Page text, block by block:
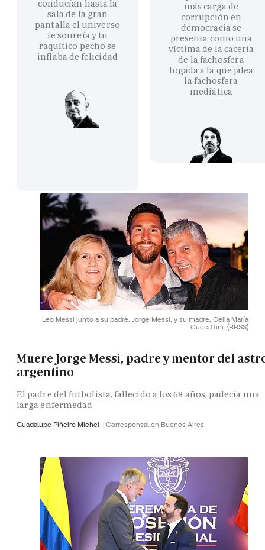
conducían hasta la
sala de la gran
pantalla el universo
te sonreía y tu
raquítico pecho se
inflaba de felicidad
más carga de
corrupción en
democracia se
presenta como una
víctima de la cacería
de la fachosfera
togada a la que jalea
la fachosfera
mediática
Leo Messi junto a su padre, Jorge Messi, y su madre, Celia María
Cuccittini. (RRSS)
Muere Jorge Messi, padre y mentor del
argentino
El padre del futbolista, fallecido a los 68 años, padecía una
larga enfermedad
Guadalupe Piñeiro Michel Corresponsal en Buenos Aires